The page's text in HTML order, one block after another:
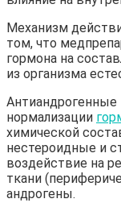
Механизм
том, что
гормона на
из организма
нормализации
химической
нестероидные и
воздействие на
ткани
андрогены.